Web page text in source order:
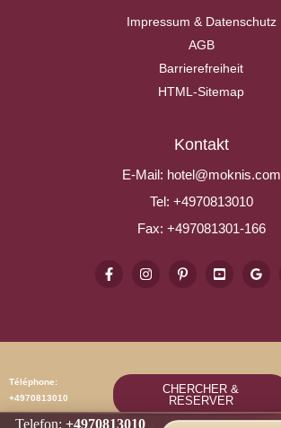
Impressum & Datenschutz
AGB
Barrierefreiheit
HTML-Sitemap
Kontakt
E-Mail: hotel@moknis.com
Tel: +4970813010
Fax: +497081301-166
Telefon:+4970813010
Téléphone:
+4970813010
CHERCHER &
RESERVER